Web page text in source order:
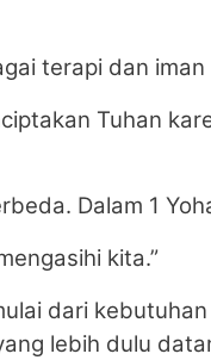
terapi dan
Tuhan
Dalam 1
kita.”
dari
lebih dulu